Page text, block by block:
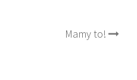
Mamy to!